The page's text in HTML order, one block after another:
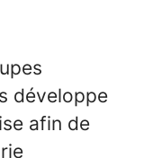
développe
afin de